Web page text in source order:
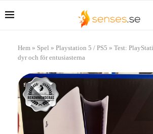
Hem » Spel » Playstation 5 / PS5 » Test:
dyr och för entusiasterna